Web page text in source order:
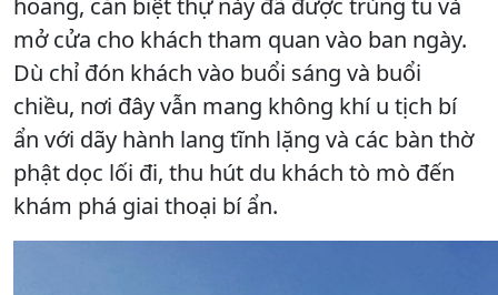
hoang, căn biệt thự này đã được trùng tu và
mở cửa cho khách tham quan vào ban ngày.
Dù chỉ đón khách vào buổi sáng và buổi
chiều, nơi đây vẫn mang không khí u tịch bí
ẩn với dãy hành lang tĩnh lặng và các bàn thờ
phật dọc lối đi, thu hút du khách tò mò đến
khám phá giai thoại bí ẩn.